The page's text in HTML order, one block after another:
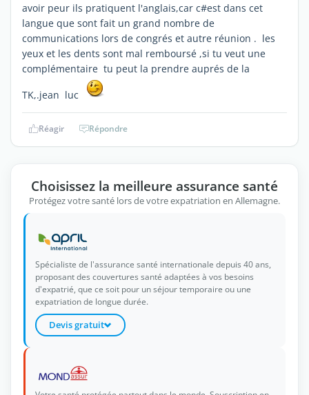
avoir peur ils pratiquent l'anglais,car c#est dans cet
langue que sont fait un grand nombre de
communications lors de congrés et autre réunion . les
yeux et les dents sont mal remboursé ,si tu veut une
complémentaire tu peut la prendre auprés de la
TK,.jean luc
Réagir Répondre
Choisissez la meilleure assurance santé
Protégez votre santé lors de votre expatriation en Allemagne.
Spécialiste de l'assurance santé internationale depuis 40 ans,
proposant des couvertures santé adaptées à vos besoins
d'expatrié, que ce soit pour un séjour temporaire ou une
expatriation de longue durée.
Devis gratuit